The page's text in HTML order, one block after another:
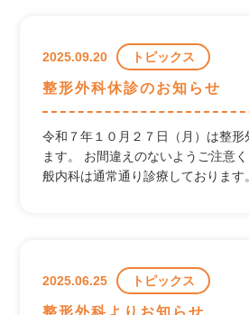
2025.09.20 トピックス
整形外科休診のお知らせ
令和７年１０月２７日（月）は整形
ます。 お間違えのないようご注意
般内科は通常通り診療しております
2025.06.25 トピックス
整形外科よりお知らせ